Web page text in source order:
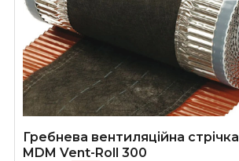
Гребнева вентиляційна стрічка
MDM Vent-Roll 300